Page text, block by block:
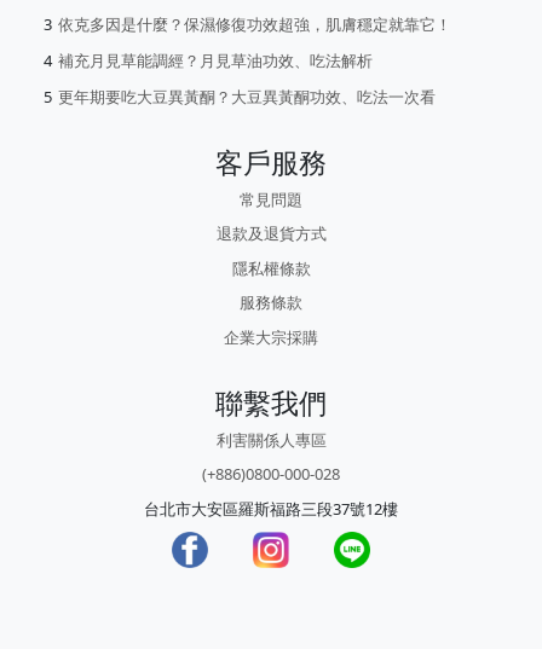
依克多因是什麼？保濕修復功效超強，肌膚穩定就靠它！
補充月見草能調經？月見草油功效、吃法解析
更年期要吃大豆異黃酮？大豆異黃酮功效、吃法一次看
客戶服務
常見問題
退款及退貨方式
隱私權條款
服務條款
企業大宗採購
聯繫我們
利害關係人專區
(+886)0800-000-028
台北市大安區羅斯福路三段37號12樓